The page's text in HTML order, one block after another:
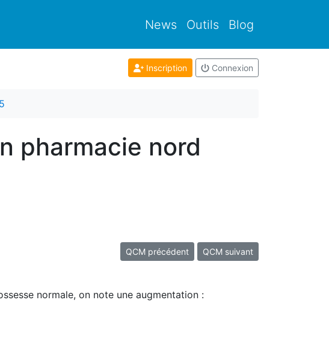
News Outils Blog
Inscription Connexion
pharmacie nord
QCM précédent QCM suivant
normale, on note une augmentation :